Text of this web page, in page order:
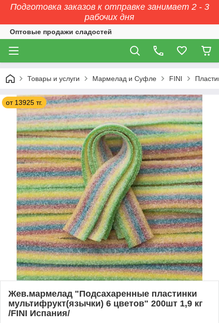
Подготовка заказов к отправке занимает 2 - 3
рабочих дня
Оптовые продажи сладостей
Товары и услуги Мармелад и Суфле FINI
от 13925 тг.
Жев.мармелад "Подсахаренные пластинки
мультифрукт(язычки) 6 цветов" 200шт 1,9 кг
/FINI Испания/